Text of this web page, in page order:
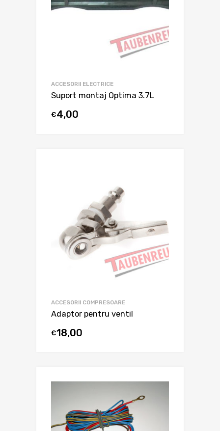
ACCESORII ELECTRICE
Suport montaj Optima 3.7L
€4,00
ACCESORII COMPRESOARE
Adaptor pentru ventil
€18,00